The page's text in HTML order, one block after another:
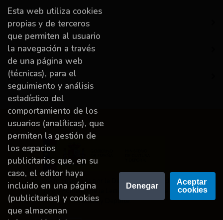
Información
Destacado
Mi cuenta
Proyecto financiado por la Dirección General del
Libro y Fomento de la Lectura, Ministerio de
Cultura y Deporte.
Esta web utiliza cookies
propias y de terceros
que permiten al usuario
la navegación a través
de una página web
(técnicas), para el
seguimiento y análisis
estadístico del
comportamiento de los
usuarios (analíticas), que
permiten la gestión de
los espacios
publicitarios que, en su
caso, el editor haya
incluido en una página
(publicitarias) y cookies
que almacenan
Denegar
Aceptar
cookies